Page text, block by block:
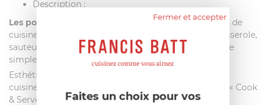
Description :
Les poignées zenith
s’adaptent à tous vos ustensiles de
cuisine des collections amovibles Cristel. En effet, casserole,
sauteuse ou poêle ; passez de l’un à l’autre en un geste
simple grâce aux anses amovibles.
Esthétiques, les poignées permettent de passer de la
cuisine à la table en toute sécurité grâce au système « Cook
& Serve »
Fermer et accepter
Faites un choix pour vos